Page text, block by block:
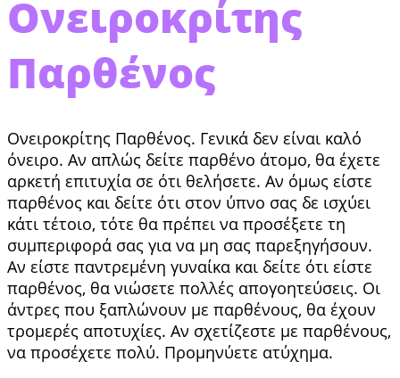
Ονειροκρίτης
Παρθένος
Ονειροκρίτης Παρθένος. Γενικά δεν είναι καλό
όνειρο. Αν απλώς δείτε παρθένο άτομο, θα έχετε
αρκετή επιτυχία σε ότι θελήσετε. Αν όμως είστε
παρθένος και δείτε ότι στον ύπνο σας δε ισχύει
κάτι τέτοιο, τότε θα πρέπει να προσέξετε τη
συμπεριφορά σας για να μη σας παρεξηγήσουν.
Αν είστε παντρεμένη γυναίκα και δείτε ότι είστε
παρθένος, θα νιώσετε πολλές απογοητεύσεις. Οι
άντρες που ξαπλώνουν με παρθένους, θα έχουν
τρομερές αποτυχίες. Αν σχετίζεστε με παρθένους,
να προσέχετε πολύ. Προμηνύετε ατύχημα.